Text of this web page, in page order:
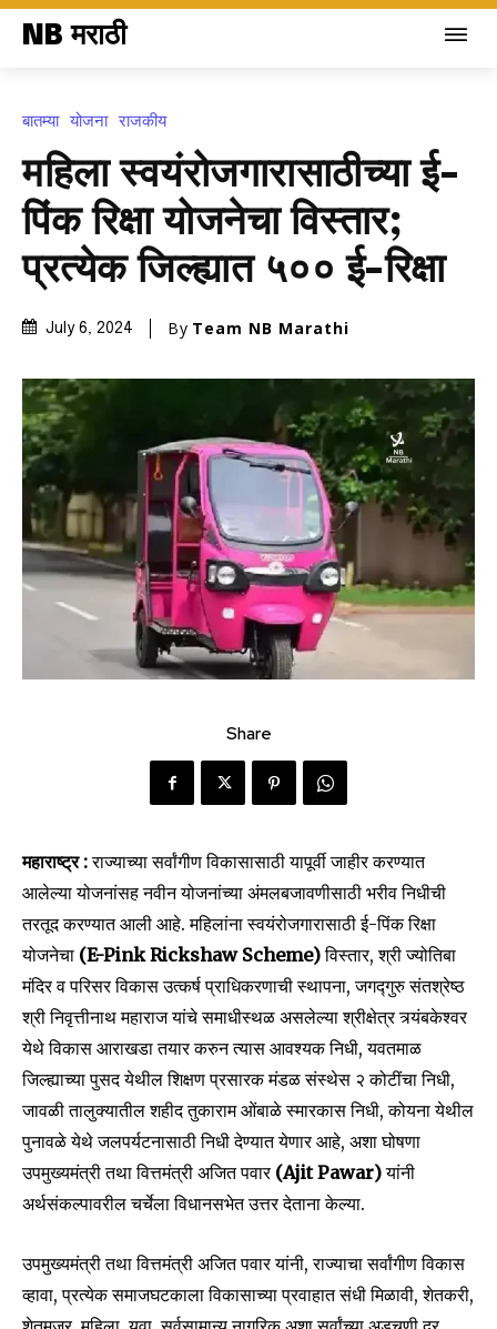
NB मराठी
बातम्या योजना राजकीय
महिला स्वयंरोजगारासाठीच्या ई-
पिंक रिक्षा योजनेचा विस्तार;
प्रत्येक जिल्ह्यात ५०० ई-रिक्षा
July 6, 2024 By Team NB Marathi
Share
महाराष्ट्र :राज्याच्या सर्वांगीण विकासासाठी यापूर्वी जाहीर करण्यात
आलेल्या योजनांसह नवीन योजनांच्या अंमलबजावणीसाठी भरीव निधीची
तरतूद करण्यात आली आहे. महिलांना स्वयंरोजगारासाठी ई-पिंक रिक्षा
योजनेचा (E-Pink Rickshaw Scheme)विस्तार, श्री ज्योतिबा
मंदिर व परिसर विकास उत्कर्ष प्राधिकरणाची स्थापना, जगद्गुरु संतश्रेष्ठ
श्री निवृत्तीनाथ महाराज यांचे समाधीस्थळ असलेल्या श्रीक्षेत्र त्र्यंबकेश्वर
येथे विकास आराखडा तयार करुन त्यास आवश्यक निधी, यवतमाळ
जिल्ह्याच्या पुसद येथील शिक्षण प्रसारक मंडळ संस्थेस २ कोटींचा निधी,
जावळी तालुक्यातील शहीद तुकाराम ओंबाळे स्मारकास निधी, कोयना येथील
पुनावळे येथे जलपर्यटनासाठी निधी देण्यात येणार आहे, अशा घोषणा
उपमुख्यमंत्री तथा वित्तमंत्री अजित पवार (Ajit Pawar)यांनी
अर्थसंकल्पावरील चर्चेला विधानसभेत उत्तर देताना केल्या.
उपमुख्यमंत्री तथा वित्तमंत्री अजित पवार यांनी, राज्याचा सर्वांगीण विकास
व्हावा, प्रत्येक समाजघटकाला विकासाच्या प्रवाहात संधी मिळावी, शेतकरी,